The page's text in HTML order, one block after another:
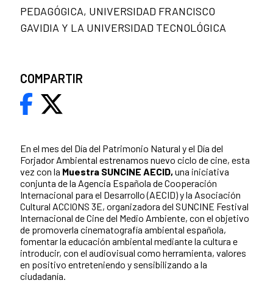
En el mes del Día del Patrimonio Natural y el Día del
Forjador Ambiental estrenamos nuevo ciclo de cine, esta
vez con la Muestra SUNCINE AECID, una iniciativa
conjunta de la Agencia Española de Cooperación
Internacional para el Desarrollo (AECID) y la Asociación
Cultural ACCIONS 3E, organizadora del SUNCINE Festival
Internacional de Cine del Medio Ambiente, con el objetivo
de promoverla cinematografía ambiental española,
fomentar la educación ambiental mediante la cultura e
introducir, con el audiovisual como herramienta, valores
en positivo entreteniendo y sensibilizando a la
ciudadanía.
PEDAGÓGICA, UNIVERSIDAD FRANCISCO
GAVIDIA Y LA UNIVERSIDAD TECNOLÓGICA
COMPARTIR